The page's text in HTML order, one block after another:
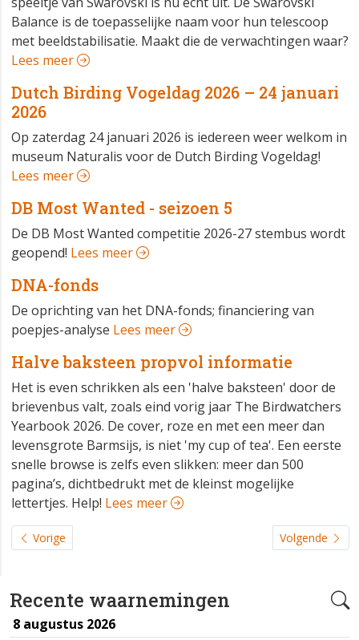
Recente waarnemingen
8 augustus 2026
Balance is de toepasselijke naam voor hun telescoop
met beeldstabilisatie. Maakt die de verwachtingen waar?
Lees meer
Dutch Birding Vogeldag 2026 – 24 januari
2026
Op zaterdag 24 januari 2026 is iedereen weer welkom in
museum Naturalis voor de Dutch Birding Vogeldag!
Lees meer
DB Most Wanted - seizoen 5
De DB Most Wanted competitie 2026-27 stembus wordt
geopend! Lees meer
DNA-fonds
De oprichting van het DNA-fonds; financiering van
poepjes-analyse Lees meer
Halve baksteen propvol informatie
Het is even schrikken als een 'halve baksteen' door de
brievenbus valt, zoals eind vorig jaar The Birdwatchers
Yearbook 2026. De cover, roze en met een meer dan
levensgrote Barmsijs, is niet 'my cup of tea'. Een eerste
snelle browse is zelfs even slikken: meer dan 500
pagina’s, dichtbedrukt met de kleinst mogelijke
lettertjes. Help! Lees meer
Vorige Volgende